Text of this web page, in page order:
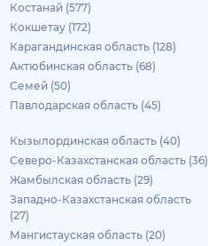
Костанай (577)
Кокшетау (172)
Карагандинская область (128)
Актюбинская область (68)
Семей (50)
Павлодарская область (45)
Кызылординская область (40)
Северо-Казахстанская область (36)
Жамбылская область (29)
Западно-Казахстанская область
(27)
Мангистауская область (20)